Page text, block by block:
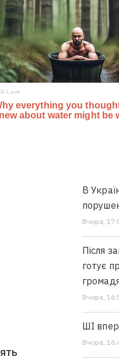
В
Вчора,
Після
готує
Вчора,
ШІ
Вчора,